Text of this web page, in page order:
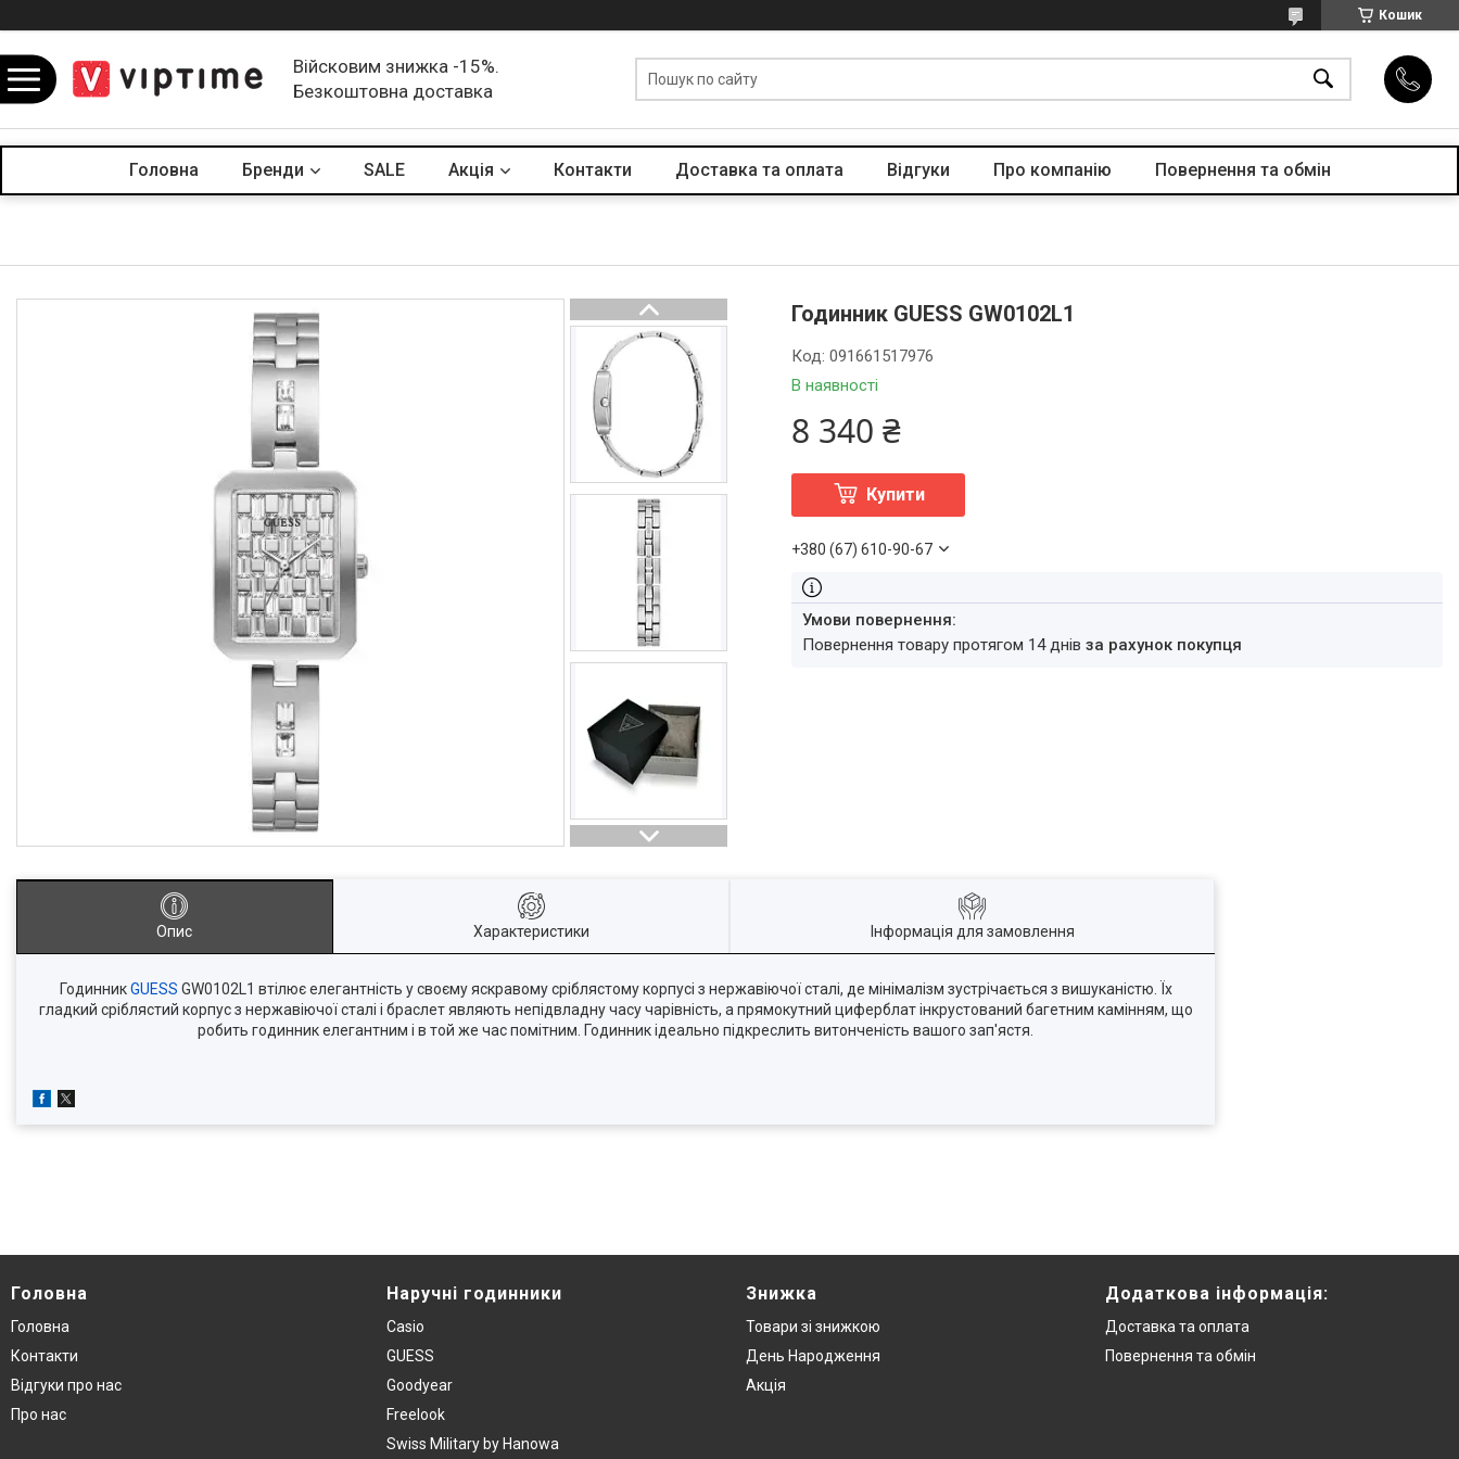
Кошик
Війсковим знижка -15%.
Безкоштовна доставка
Головна Бренди SALE Акцiя Контакти Доставка та оплата Вiдгуки Про компанiю Повернення та обмін
Годинник GUESS GW0102L1
В наявності
Код:091661517976
8 340 ₴
Купити
+380 (67) 610-90-67
повернення товару протягом 14 днівза рахунок покупця
Опис Характеристики Інформація для замовлення
ГодинникGUESS GW0102L1 втілює елегантність у своєму яскравому сріблястому корпусі з нержавіючої сталі, де мінімалізм зустрічається з вишуканістю. Їх
гладкий сріблястий корпус з нержавіючої сталі і браслет являють непідвладну часу чарівність, а прямокутний циферблат інкрустований багетним камінням, що
робить годинник елегантним і в той же час помітним. Годинник ідеально підкреслить витонченість вашого зап'ястя.
Головна
Головна
Контакти
Вiдгуки про нас
Про нас
Наручнi годинники
Casio
GUESS
Goodyear
Freelook
Swiss Military by Hanowa
Знижка
Товари зi знижкою
День Народження
Акція
Додаткова інформацiя:
Доставка та оплата
Повернення та обмiн